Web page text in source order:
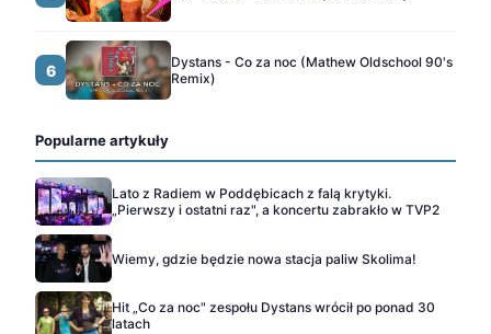
6
Dystans - Co za noc (Mathew Oldschool 90's
Remix)
Popularne artykuły
Lato z Radiem w Poddębicach z falą krytyki.
„Pierwszy i ostatni raz", a koncertu zabrakło w TVP2
Wiemy, gdzie będzie nowa stacja paliw Skolima!
Hit „Co za noc" zespołu Dystans wrócił po ponad 30
latach